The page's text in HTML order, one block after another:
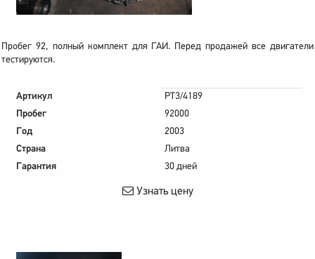
Пробег 92, полный комплект для ГАИ. Перед продажей все двигатели
тестируются.
Артикул
PT3/4189
Пробег
92000
Год
2003
Страна
Литва
Гарантия
30 дней
Узнать цену